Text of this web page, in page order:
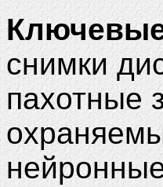
снимки
пахотные